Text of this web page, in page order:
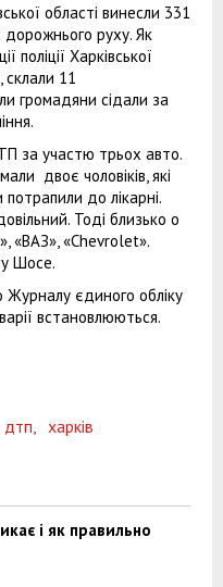
області винесли 331
руху. Як
поліції Харківської
склали 11
громадяни сідали за
за участю трьох авто.
двоє чоловіків, які
до лікарні.
Тоді близько о
«ВАЗ», «Chevrolet».
Шосе.
єдиного обліку
встановлюються.
дтп, харків
і як правильно